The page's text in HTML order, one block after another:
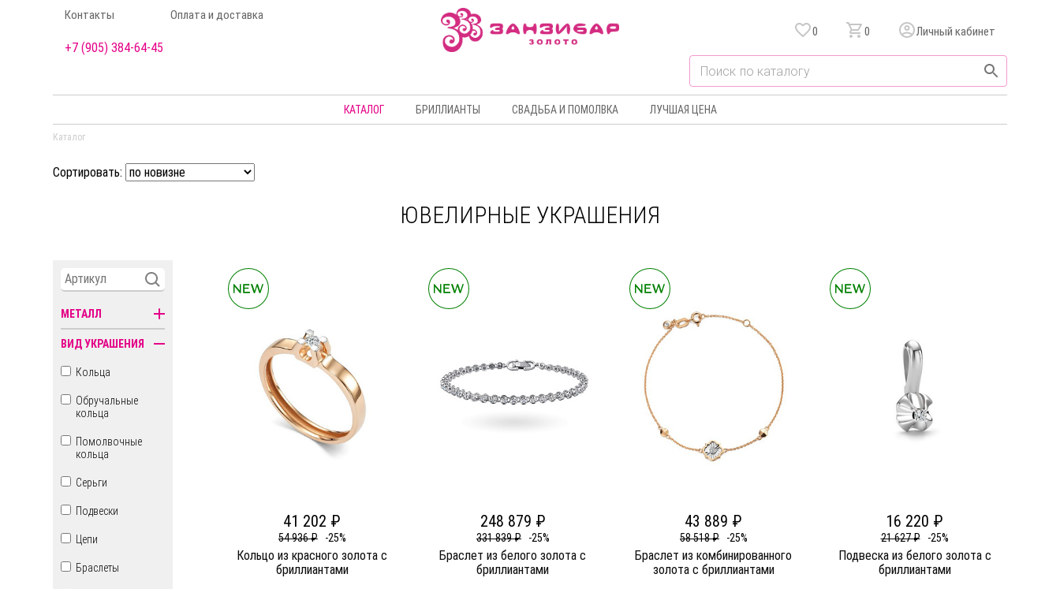
Контакты Оплата и доставка
+7 (905) 384-64-45
0 0 Личный кабинет
КАТАЛОГ БРИЛЛИАНТЫ СВАДЬБА И ПОМОЛВКА ЛУЧШАЯ ЦЕНА
Каталог
Сортировать:
ЮВЕЛИРНЫЕ УКРАШЕНИЯ
МЕТАЛЛ
ВИД УКРАШЕНИЯ
Кольца
Обручальные
кольца
Помолвочные
кольца
Серьги
Подвески
Цепи
Браслеты
41 202 ₽
54 936 ₽ -25%
Кольцо из красного золота c
бриллиантами
248 879 ₽
331 839 ₽ -25%
Браслет из белого золота c
бриллиантами
43 889 ₽
58 518 ₽ -25%
Браслет из комбинированного
золота c бриллиантами
16 220 ₽
21 627 ₽ -25%
Подвеска из белого золота c
бриллиантами